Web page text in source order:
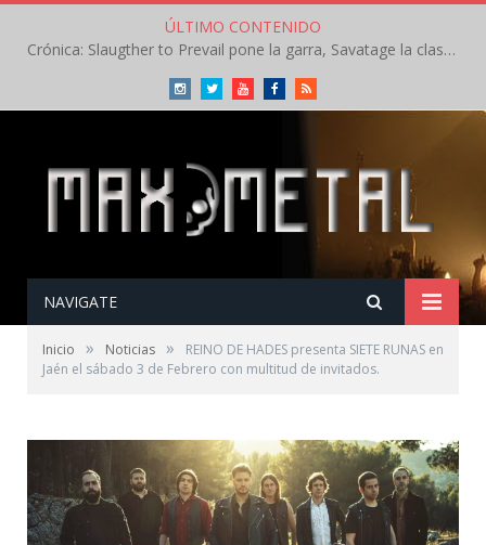
ÚLTIMO CONTENIDO
Crónica: Slaugther to Prevail pone la garra, Savatage la clase en la apertura del Leyendas del Rock – Miércoles – Agosto 2026
InstagramTwitterYoutubeFacebookRSS
NAVIGATE
Inicio » Noticias »
REINO DE HADES presenta SIETE RUNAS en
Jaén el sábado 3 de Febrero con multitud de invitados.